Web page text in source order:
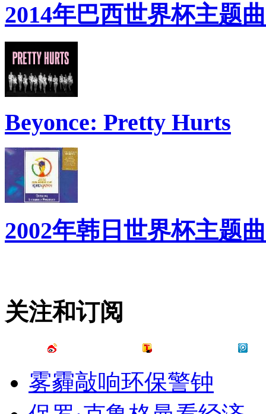
2014年巴西世界杯主题
Beyonce: Pretty Hurts
2002年韩日世界杯主题
关注和订阅
雾霾敲响环保警钟